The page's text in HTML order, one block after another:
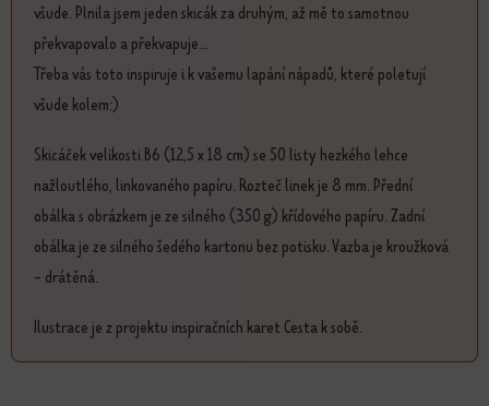
všude. Plnila jsem jeden skicák za druhým, až mě to samotnou
překvapovalo a překvapuje...
Třeba vás toto inspiruje i k vašemu lapání nápadů, které poletují
všude kolem:)
Skicáček velikosti B6 (12,5 x 18 cm) se 50 listy hezkého lehce
nažloutlého, linkovaného papíru. Rozteč linek je 8 mm. Přední
obálka s obrázkem je ze silného (350 g) křídového papíru. Zadní
obálka je ze silného šedého kartonu bez potisku. Vazba je kroužková
- drátěná.
Ilustrace je z projektu inspiračních karet Cesta k sobě.